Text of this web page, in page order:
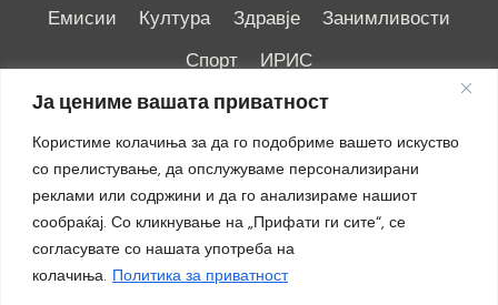
Ја цениме вашата приватност
Користиме колачиња за да го подобриме вашето искуство
со прелистување, да опслужуваме персонализирани
реклами или содржини и да го анализираме нашиот
сообраќај. Со кликнување на „Прифати ги сите“, се
согласувате со нашата употреба на
колачиња. Политика за приватност
Емисии
Култура Здравје
Занимливости
Спорт
ИРИС
Импресум|Маркетинг